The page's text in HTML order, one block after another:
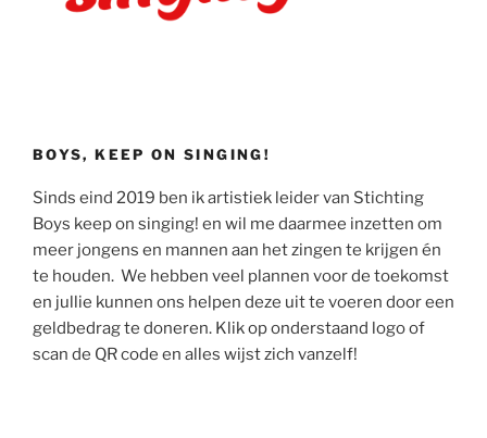
BOYS, KEEP ON SINGING!
Sinds eind 2019 ben ik artistiek leider van Stichting
Boys keep on singing! en wil me daarmee inzetten om
meer jongens en mannen aan het zingen te krijgen én
te houden. We hebben veel plannen voor de toekomst
en jullie kunnen ons helpen deze uit te voeren door een
geldbedrag te doneren. Klik op onderstaand logo of
scan de QR code en alles wijst zich vanzelf!